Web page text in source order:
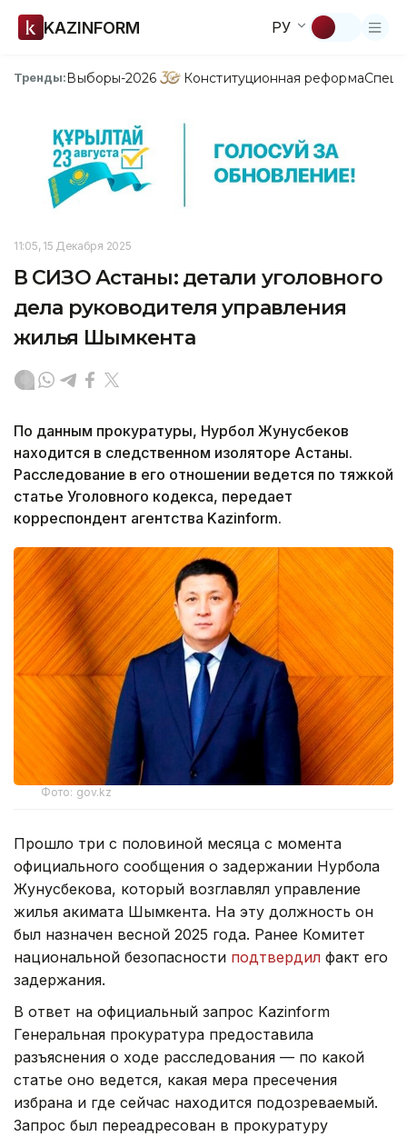
KAZINFORM РУ
Тренды:Выборы-2026 Конституционная реформа
11:05, 15 Декабря 2025
В СИЗО Астаны: детали уголовного
дела руководителя управления
жилья Шымкента
По данным прокуратуры, Нурбол Жунусбеков
находится в следственном изоляторе Астаны.
Расследование в его отношении ведется по тяжкой
статье Уголовного кодекса, передает
корреспондент агентства Kazinform.
Фото: gov.kz
Прошло три с половиной месяца с момента
официального сообщения о задержании Нурбола
Жунусбекова, который возглавлял управление
жилья акимата Шымкента. На эту должность он
был назначен весной 2025 года. Ранее Комитет
национальной безопасности подтвердил факт его
задержания.
В ответ на официальный запрос Kazinform
Генеральная прокуратура предоставила
разъяснения о ходе расследования — по какой
статье оно ведется, какая мера пресечения
избрана и где сейчас находится подозреваемый.
Запрос был переадресован в прокуратуру